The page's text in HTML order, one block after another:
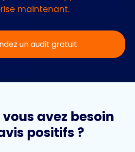
maintenant.
un audit gratuit
avez besoin
positifs ?